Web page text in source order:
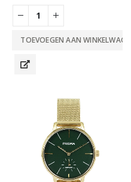
TOEVOEGEN AAN WINKELWAGEN